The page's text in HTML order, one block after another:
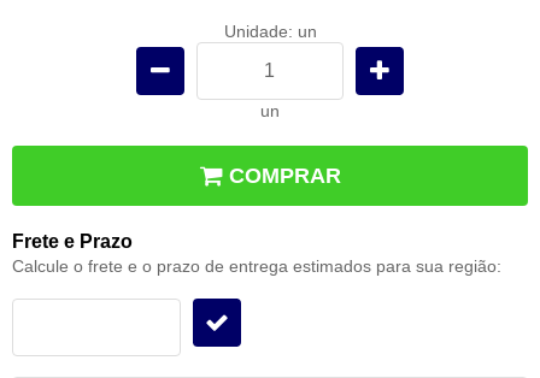
Unidade: un
un
COMPRAR
Frete e Prazo
Calcule o frete e o prazo de entrega estimados para sua região: